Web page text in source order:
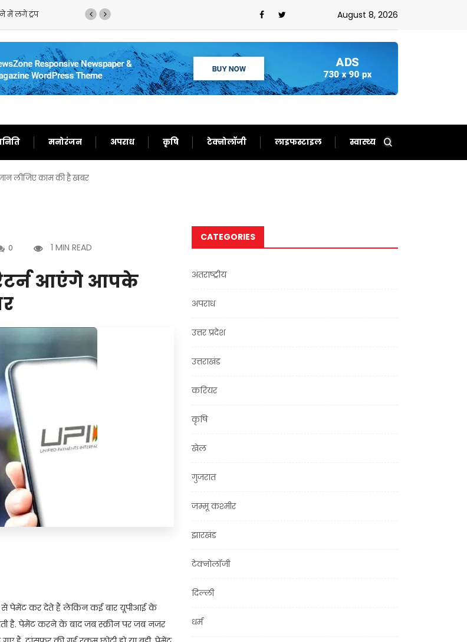
में लगे ट्रंप ट्रंप का फिर से बेतुका बयान,ईरान को बता दिया बेचारा August 8, 2026
मनोरंजन अपराध कृषि टेक्नोलॉजी लाइफस्टाइल स्वास्थ्य
लीजिए काम की है खबर
0 1 MIN READ
आएंगे आपके
से पेमेंट कर देते हैं लेकिन कई बार यूपीआई के
है. पेमेंट करने के बाद जब स्क्रीन पर जब नजर
CATEGORIES
अंतराष्ट्रीय
अपराध
उत्तर प्रदेश
उत्तराखंड
करियर
कृषि
खेल
गुजरात
जम्मू कश्मीर
झारखंड
टेक्नोलॉजी
दिल्ली
धर्म